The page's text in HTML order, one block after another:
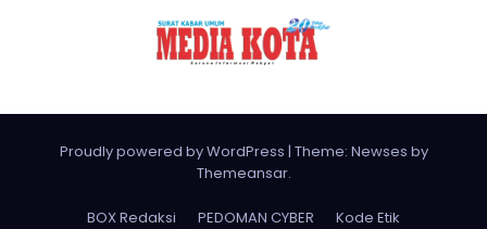
Proudly powered by WordPress | Theme: Newses by
Themeansar.
BOX Redaksi PEDOMAN CYBER Kode Etik